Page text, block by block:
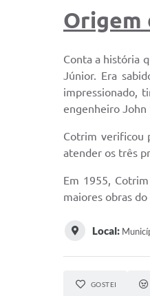
Origem
Conta a história
Júnior. Era
impressionado,
engenheiro John
Cotrim verificou
atender os três
Em 1955,
maiores obras
Local:
GOSTEI